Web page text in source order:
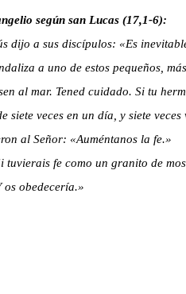
según san Lucas (17,1-6):
dijo a sus discípulos: «Es
a uno de estos pequeños,
al mar. Tened cuidado. Si tu
siete veces en un día, y siete
al Señor: «Auméntanos la fe.»
tuvierais fe como un granito de
os obedecería.»